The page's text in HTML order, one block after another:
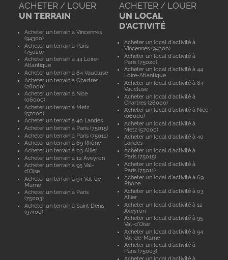
ACHETER / LOUER
UN TERRAIN
Acheter un terrain à Vincennes
(94300)
Acheter un terrain à Paris
(75020)
Acheter un terrain à 44 Loire-
Atlantique
Acheter un terrain à 84 Vaucluse
Acheter un terrain à Chartres
(28000)
Acheter un terrain à Nice
(06000)
Acheter un terrain à Metz
(57000)
Acheter un terrain à 40 Landes
Acheter un terrain à Paris (75015)
Acheter un terrain à Paris (75011)
Acheter un terrain à 69 Rhône
Acheter un terrain à 03 Allier
Acheter un terrain à 12 Aveyron
Acheter un terrain à 95 Val-
d'Oise
Acheter un terrain à 94 Val-de-
Marne
Acheter un terrain à Paris
(75003)
Acheter un terrain à Saint Denis
(97400)
ACHETER / LOUER
UN LOCAL
D'ACTIVITÉ
Acheter un local d'activité à
Vincennes (94300)
Acheter un local d'activité à
Paris (75020)
Acheter un local d'activité à 44
Loire-Atlantique
Acheter un local d'activité à 84
Vaucluse
Acheter un local d'activité à
Chartres (28000)
Acheter un local d'activité à Nice
(06000)
Acheter un local d'activité à
Metz (57000)
Acheter un local d'activité à 40
Landes
Acheter un local d'activité à
Paris (75015)
Acheter un local d'activité à
Paris (75011)
Acheter un local d'activité à 69
Rhône
Acheter un local d'activité à 03
Allier
Acheter un local d'activité à 12
Aveyron
Acheter un local d'activité à 95
Val-d'Oise
Acheter un local d'activité à 94
Val-de-Marne
Acheter un local d'activité à
Paris (75003)
Acheter un local d'activité à